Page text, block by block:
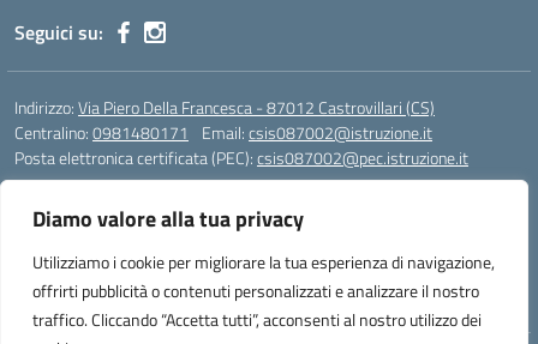
Diamo valore alla tua privacy
Utilizziamo i cookie per migliorare la tua esperienza di navigazione,
offrirti pubblicità o contenuti personalizzati e analizzare il nostro
traffico. Cliccando “Accetta tutti”, acconsenti al nostro utilizzo dei
Seguici su:
Indirizzo:Via Piero Della Francesca - 87012 Castrovillari (CS)
Centralino:0981480171 Email:csis087002@istruzione.it
Posta elettronica certificata (PEC):csis087002@pec.istruzione.it
Codice meccanografico:CSIS087002
Codice Indice delle Pubbliche Amministrazioni (IPA): PNG4CA8K
Codice unico di fatturazione (CUF): R8N7JA